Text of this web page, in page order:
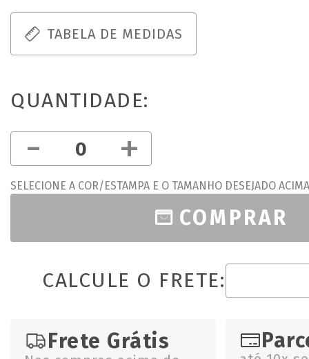
TABELA DE MEDIDAS
QUANTIDADE:
- +
SELECIONE A COR/ESTAMPA E O TAMANHO DESEJADO ACIMA
COMPRAR
CALCULE O FRETE:
Frete Grátis